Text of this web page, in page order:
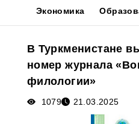
Новости
Медиа
Афиша
Экономика
В Туркменистане
номер журнала
филологии»
1079 21.03.2025